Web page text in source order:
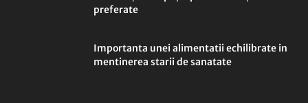
preferate
Importanta unei alimentatii echilibrate in
mentinerea starii de sanatate